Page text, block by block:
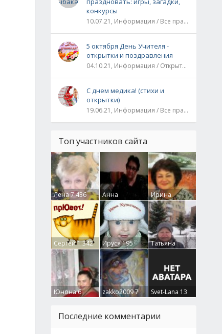
конкурсы
10.07.21, Информация / Все праздники
5 октября День Учителя -
открытки и поздравления
04.10.21, Информация / Открытки / Все праздники
С днем медика! (стихи и
открытки)
19.06.21, Информация / Все праздники
Топ участников сайта
Лена7 436
Анна
Гумлевая0
Ирина
Бруцкая41
Сергей1 342 Ируся195
Татьяна
Крючкова0
Юнона6 zakko20097 Svet-Lana 13
Последние комментарии